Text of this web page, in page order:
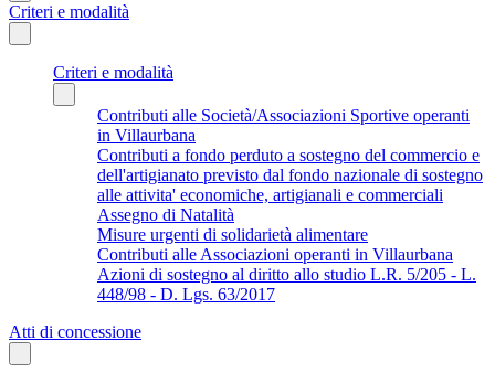
Criteri e modalità
Criteri e modalità
Contributi alle Società/Associazioni Sportive operanti
in Villaurbana
Contributi a fondo perduto a sostegno del commercio e
dell'artigianato previsto dal fondo nazionale di sostegno
alle attivita' economiche, artigianali e commerciali
Assegno di Natalità
Misure urgenti di solidarietà alimentare
Contributi alle Associazioni operanti in Villaurbana
Azioni di sostegno al diritto allo studio L.R. 5/205 - L.
448/98 - D. Lgs. 63/2017
Atti di concessione